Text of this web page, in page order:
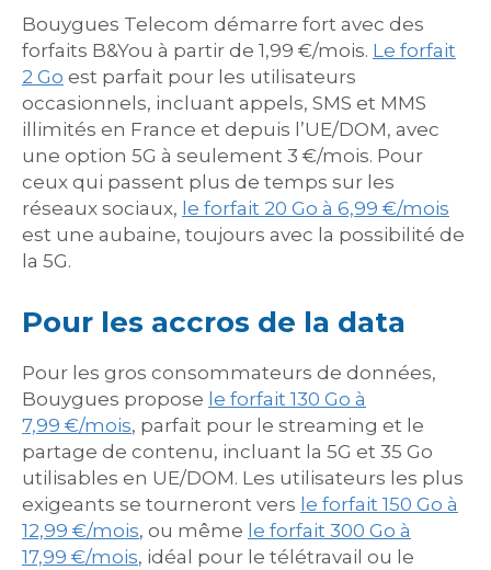
Bouygues Telecom démarre fort avec des
forfaits B&You à partir de 1,99 €/mois. Le forfait
2 Go est parfait pour les utilisateurs
occasionnels, incluant appels, SMS et MMS
illimités en France et depuis l’UE/DOM, avec
une option 5G à seulement 3 €/mois. Pour
ceux qui passent plus de temps sur les
réseaux sociaux, le forfait 20 Go à 6,99 €/mois
est une aubaine, toujours avec la possibilité de
la 5G.
Pour les accros de la data
Pour les gros consommateurs de données,
Bouygues propose le forfait 130 Go à
7,99 €/mois, parfait pour le streaming et le
partage de contenu, incluant la 5G et 35 Go
utilisables en UE/DOM. Les utilisateurs les plus
exigeants se tourneront vers le forfait 150 Go à
12,99 €/mois, ou même le forfait 300 Go à
17,99 €/mois, idéal pour le télétravail ou le